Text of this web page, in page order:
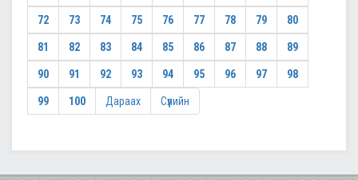
72 73 74 75 76 77 78 79 80
81 82 83 84 85 86 87 88 89
90 91 92 93 94 95 96 97 98
99 100 Дараах Сүүлийн